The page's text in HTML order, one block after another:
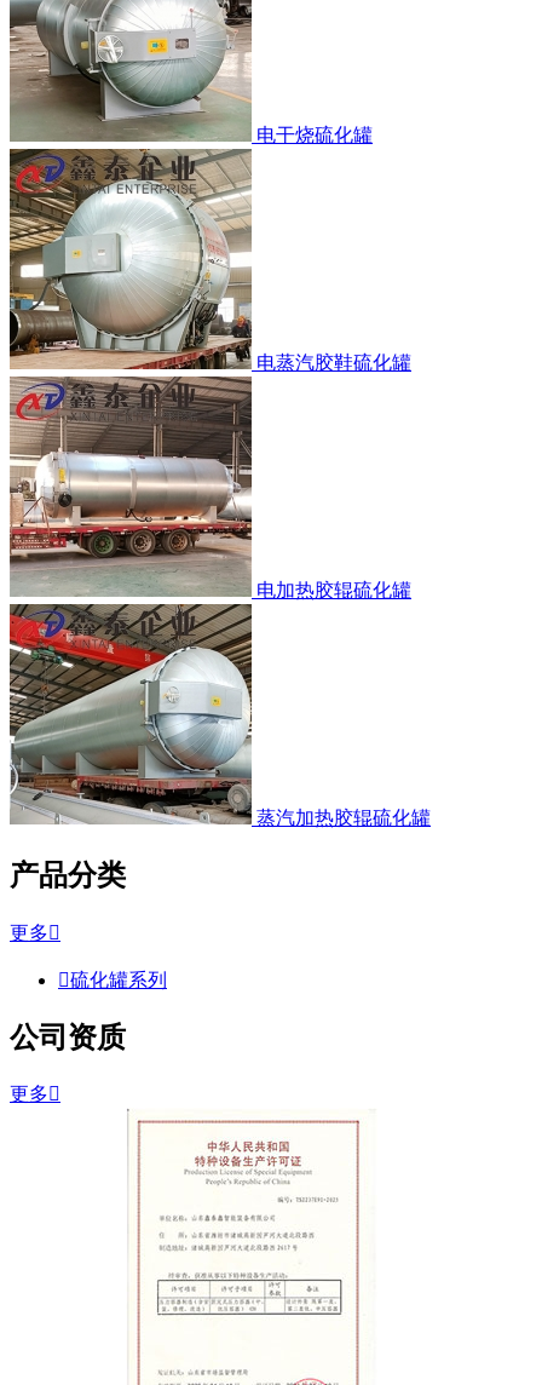
电干烧硫化罐
电蒸汽胶鞋硫化罐
电加热胶辊硫化罐
蒸汽加热胶辊硫化罐
产品分类
更多
硫化罐系列
公司资质
更多